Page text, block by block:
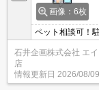
画像：6枚
ペット相談可！
わき小島町2丁
お買い物が便利
石井企画株式会社 エ
店
情報更新日 2026/08/09